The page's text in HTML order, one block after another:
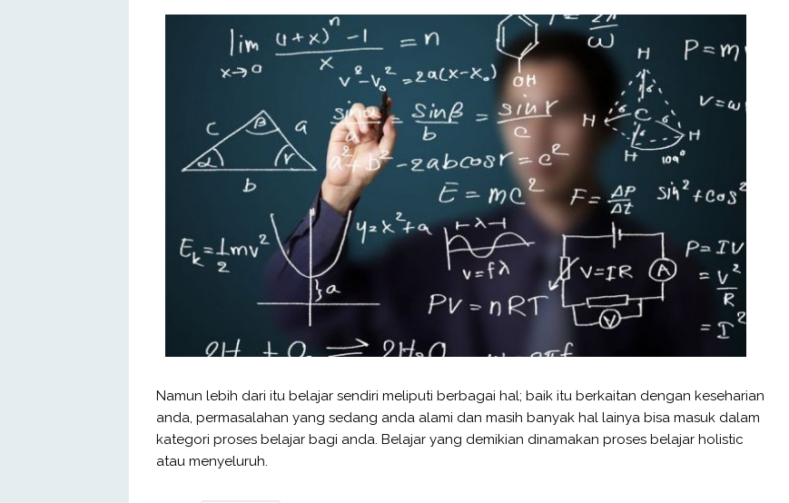
Namun lebih dari itu belajar sendiri meliputi berbagai hal; baik itu berkaitan dengan keseharian
anda, permasalahan yang sedang anda alami dan masih banyak hal lainya bisa masuk dalam
kategori proses belajar bagi anda. Belajar yang demikian dinamakan proses belajar holistic
atau menyeluruh.